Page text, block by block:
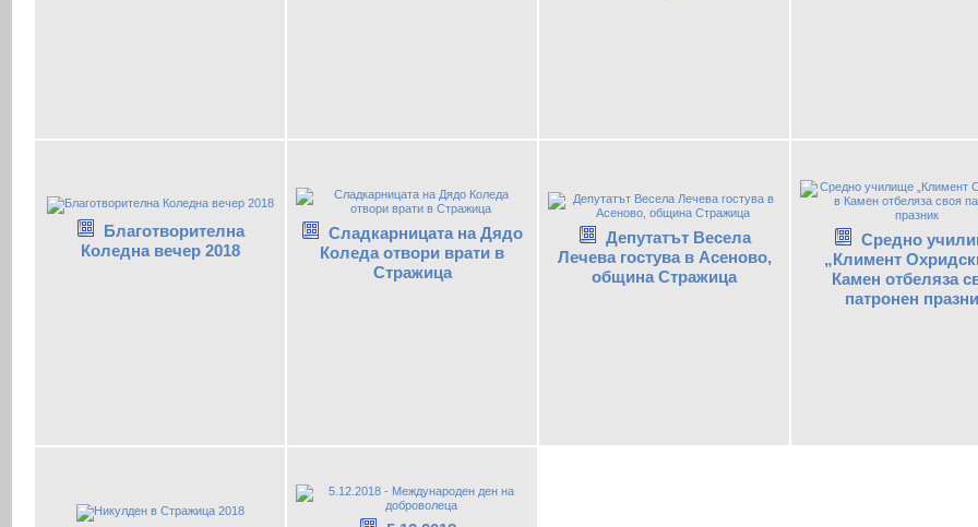
Благотворителна
Коледна вечер 2018
Сладкарницата на Дядо
Коледа отвори врати в
Стражица
Депутатът Весела
Лечева гостува в Асеново,
община Стражица
Средно
„Климент
Камен отбеляза
патронен